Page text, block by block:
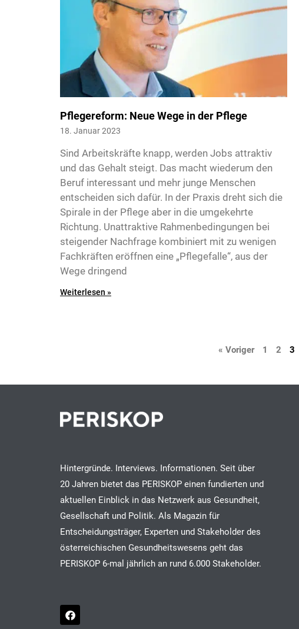
Pflegereform: Neue Wege in der Pflege
18. Januar 2023
Sind Arbeitskräfte knapp, werden Jobs attraktiv
und das Gehalt steigt. Das macht wiederum den
Beruf interessant und mehr junge Menschen
entscheiden sich dafür. In der Praxis dreht sich die
Spirale in der Pflege aber in die umgekehrte
Richtung. Unattraktive Rahmenbedingungen bei
steigender Nachfrage kombiniert mit zu wenigen
Fachkräften eröffnen eine „Pflegefalle“, aus der
Wege dringend
Weiterlesen »
« Voriger 1 2 3
Hintergründe. Interviews. Informationen. Seit über
20 Jahren bietet das PERISKOP einen fundierten und
aktuellen Einblick in das Netzwerk aus Gesundheit,
Gesellschaft und Politik. Als Magazin für
Entscheidungsträger, Experten und Stakeholder des
österreichischen Gesundheitswesens geht das
PERISKOP 6-mal jährlich an rund 6.000 Stakeholder.
F
a